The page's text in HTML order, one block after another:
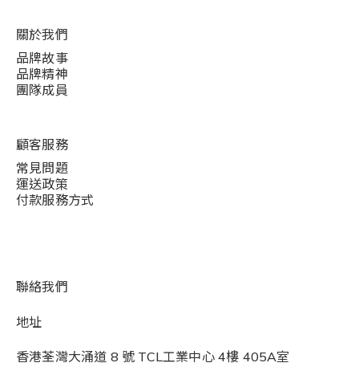
關於我們
品牌故事
品牌精神
團隊成員
顧客服務
常見問題
運送政策
付款服務方式
聯絡我們
地址
香港荃灣大涌道 8 號 TCL工業中心 4樓 405A室